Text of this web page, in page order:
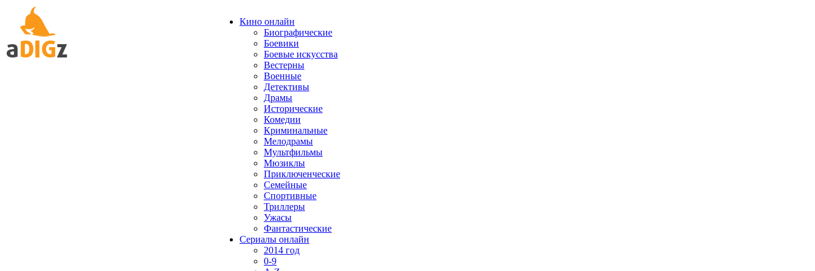
Кино онлайн
Биографические
Боевики
Боевые искусства
Вестерны
Военные
Детективы
Драмы
Исторические
Комедии
Криминальные
Мелодрамы
Мультфильмы
Мюзиклы
Приключенческие
Семейные
Спортивные
Триллеры
Ужасы
Фантастические
Сериалы онлайн
2014 год
0-9